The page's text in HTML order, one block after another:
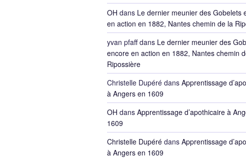
OH dans Le dernier meunier des Gobelets
en action en 1882, Nantes chemin de la
yvan pfaffdans Le dernier meunier des
encore en action en 1882, Nantes chemin
Ripossière
Christelle Dupéré dans Apprentissage
à Angers en 1609
OH dans Apprentissage d’apothicaire à
1609
Christelle Dupéré dans Apprentissage
à Angers en 1609